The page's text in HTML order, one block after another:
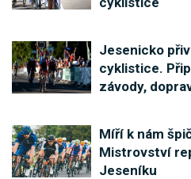
Jesenicko
cyklistice.
závody,
Míří k nám
Mistrovství
Jeseníku